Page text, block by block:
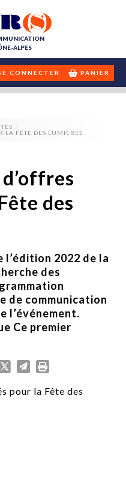
ALPES
CONNECTER PANIER
LA FÊTE DES LUMIÈRES
des
l’édition 2022 de la
des
de communication
l’événement.
Ce premier